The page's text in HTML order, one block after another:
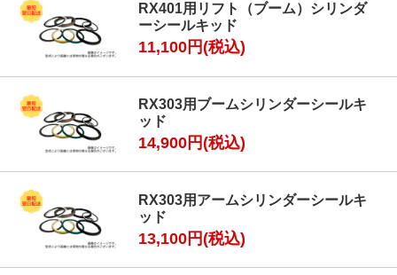
RX401用リフト（ブーム）シリンダ
ーシールキッド
11,100円(税込)
RX303用ブームシリンダーシールキ
ッド
14,900円(税込)
RX303用アームシリンダーシールキ
ッド
13,100円(税込)